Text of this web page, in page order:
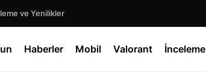
ve Yenilikler
Haberler Mobil Valorant İnceleme